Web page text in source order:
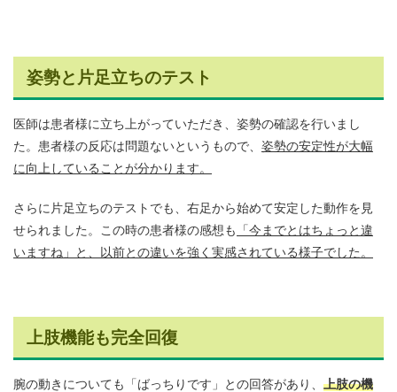
姿勢と片足立ちのテスト
医師は患者様に立ち上がっていただき、姿勢の確認を行いまし
た。患者様の反応は問題ないというもので、 姿勢の安定性が大幅
に向上していることが分かります。
さらに片足立ちのテストでも、右足から始めて安定した動作を見
せられました。この時の患者様の感想も
「今までとはちょっと違
いますね」と、以前との違いを強く実感されている様子でした。
上肢機能も完全回復
腕の動きについても「ばっちりです」との回答があり、 上肢の機